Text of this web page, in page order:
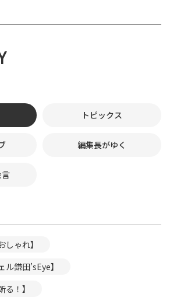
トピックス
編集長がゆく
ゃれ】
鎌田’sEye】
！】